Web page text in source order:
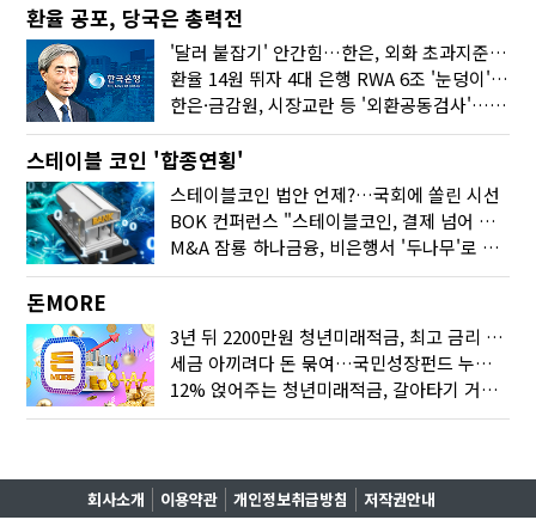
환율 공포, 당국은 총력전
'달러 붙잡기' 안간힘…한은, 외화 초과지준에 이자 6개월 더
환율 14원 뛰자 4대 은행 RWA 6조 '눈덩이'…2배 뛴 2분기는?
한은·금감원, 시장교란 등 '외환공동검사'…환율 급등 전방위 대응
스테이블 코인 '합종연횡'
스테이블코인 법안 언제?…국회에 쏠린 시선
BOK 컨퍼런스 "스테이블코인, 결제 넘어 보험 대출 등 금융 연결 도구"
M&A 잠룡 하나금융, 비은행서 '두나무'로 눈돌린 이유는
돈MORE
3년 뒤 2200만원 청년미래적금, 최고 금리 받으려면?
세금 아끼려다 돈 묶여…국민성장펀드 누가 가입하면 좋을까
12% 얹어주는 청년미래적금, 갈아타기 거절 될수 있어요
회사소개 이용약관 개인정보취급방침 저작권안내